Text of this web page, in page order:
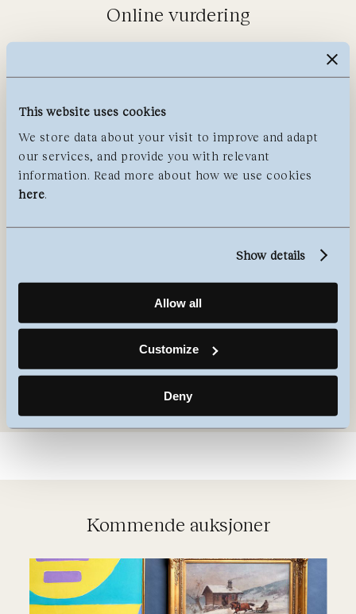
This website uses cookies
We store data about your visit to improve and adapt
our services, and provide you with relevant
information. Read more about how we use cookies
here
Show details
Allow all
Customize
Deny
Online vurdering
Send oss en henvendelse om ditt
hos oss.
Kommende auksjoner